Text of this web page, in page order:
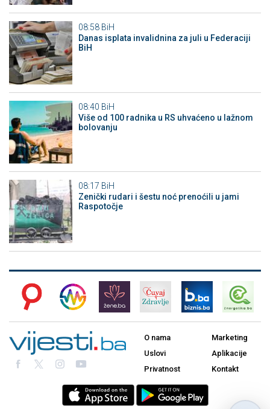
08:58 BiH
Danas isplata invalidnina za juli u Federaciji
BiH
08:40 BiH
Više od 100 radnika u RS uhvaćeno u lažnom
bolovanju
08:17 BiH
Zenički rudari i šestu noć prenoćili u jami
Raspotočje
O nama
Uslovi
Privatnost
Marketing
Aplikacije
Kontakt